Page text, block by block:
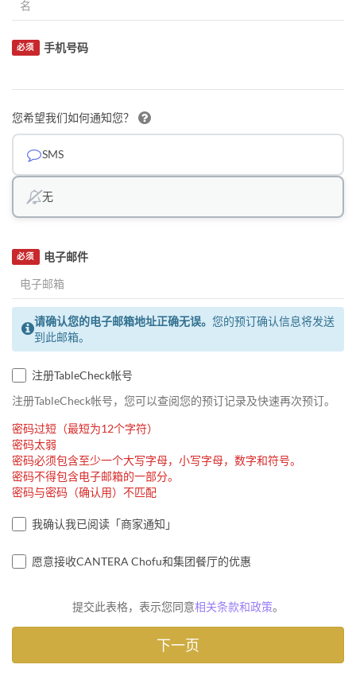
手机号码
必须
您希望我们如何通知您？
SMS
无
电子邮件
必须
请确认您的电子邮箱地址正确无误。 您的预订确认信息将发送
到此邮箱。
注册TableCheck帐号
注册TableCheck帐号，您可以查阅您的预订记录及快速再次预订。
密码过短（最短为12个字符）
密码太弱
密码必须包含至少一个大写字母，小写字母，数字和符号。
密码不得包含电子邮箱的一部分。
密码与密码（确认用）不匹配
我确认我已阅读「商家通知」
愿意接收CANTERA Chofu和集团餐厅的优惠
提交此表格，表示您同意相关条款和政策。